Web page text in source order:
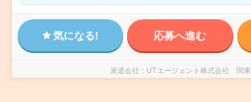
気になる! 応募へ進む
派遣会社 UTエージェント株式会社 関東